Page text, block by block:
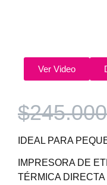
Ver Video
$245.000
IDEAL PARA
IMPRESORA DE
TÉRMICA DIRECTA